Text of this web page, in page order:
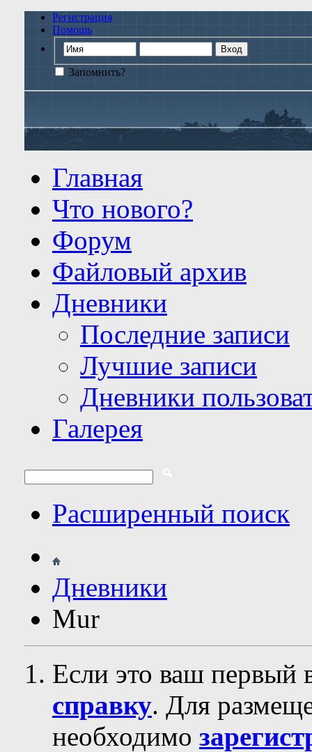
Регистрация
Помощь
Запомнить?
Главная
Что нового?
Форум
Файловый архив
Дневники
Последние записи
Лучшие записи
Дневники
Галерея
Расширенный поиск
Дневники
Mur
Если это ваш первый
справку. Для
необходимо